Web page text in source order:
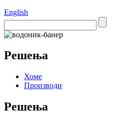
English
Решења
Хоме
Производи
Решења